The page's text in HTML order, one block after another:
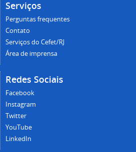
Serviços
Perguntas frequentes
Contato
Serviços do Cefet/RJ
Área de imprensa
Redes Sociais
Facebook
Instagram
Twitter
YouTube
LinkedIn